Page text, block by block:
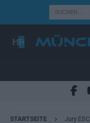
STARTSEITE Jury ESC